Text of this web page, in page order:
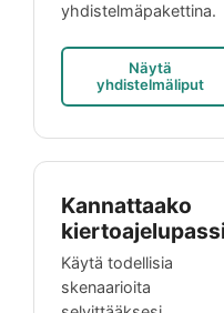
yhdistelmäpakettina.
Näytä
yhdistelmäliput
Kannattaako
Käytä todellisia
skenaarioita